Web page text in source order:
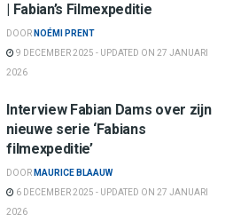
| Fabian’s Filmexpeditie
DOOR NOÉMI PRENT
9 DECEMBER 2025 - UPDATED ON 27 JANUARI
2026
Interview Fabian Dams over zijn
nieuwe serie ‘Fabians
filmexpeditie’
DOOR MAURICE BLAAUW
6 DECEMBER 2025 - UPDATED ON 27 JANUARI
2026